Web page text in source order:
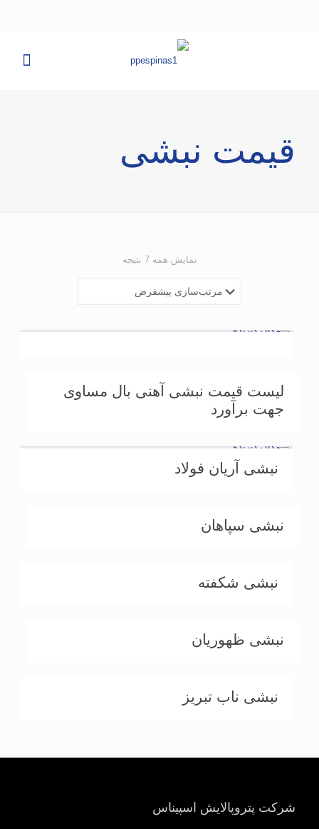
قیمت نبشی
نمایش همه 7 نتیجه
لیست قیمت نبشی آهنی بال مساوی
جهت برآورد
نبشی آریان فولاد
نبشی سپاهان
نبشی شکفته
نبشی ظهوریان
نبشی ناب تبریز
شرکت پتروپالایش اسپیناس